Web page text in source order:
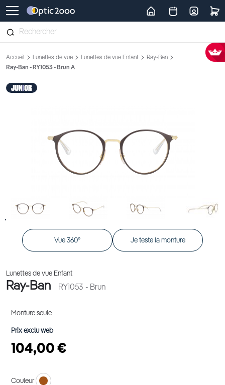
Retour vers la page d'accueil
Accueil Lunettes de vue Lunettes de vue Enfant
Ray-Ban
Ray-Ban - RY1053 - Brun A
Lunettes de vue Enfant
Ray-Ban RY1053 - Brun
Monture seule
Prix exclu web
104,00 €
Couleur
Vue 360° Je teste la monture